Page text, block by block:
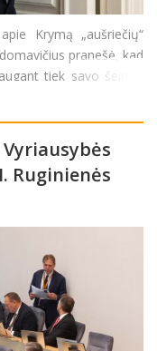
Krymą „aušriečių“
pranešė, kad
tiek savo šeimą,
neardyti Vyriausy
Ruginienės